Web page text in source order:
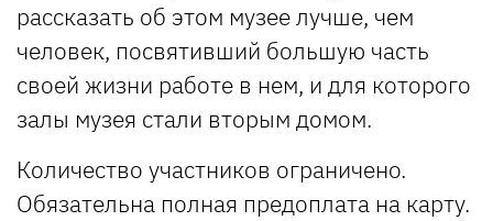
рассказать об этом музее лучше, чем
человек, посвятивший большую часть
своей жизни работе в нем, и для которого
залы музея стали вторым домом.
Количество участников ограничено.
Обязательна полная предоплата на карту.